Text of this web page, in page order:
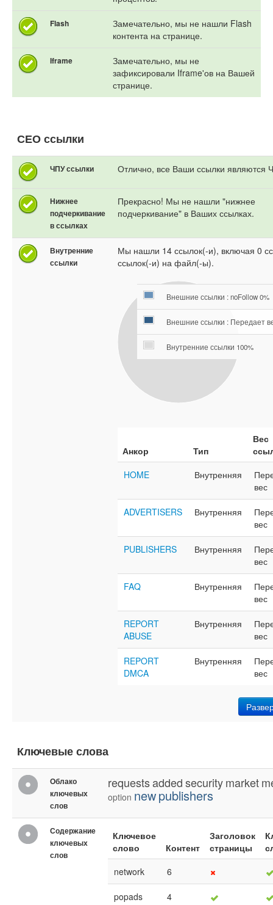
Flash
Замечательно, мы не нашли Flash
контента на странице.
Iframe
Замечательно, мы не
зафиксировали Iframe'ов на Вашей
странице.
СЕО ссылки
ЧПУ ссылки Отлично, все Ваши ссылки являются
Нижнее
подчеркивание
в ссылках
Прекрасно! Мы не нашли "нижнее
подчеркивание" в Ваших ссылках.
Внутренние
ссылки
Мы нашли 14 ссылок(-и), включая 0
ссылок(-и) на файл(-ы).
Внешние ссылки : noFollow 0%
Внешние ссылки : Передает
Внутренние ссылки 100%
Анкор Тип
Вес
HOME
Внутренняя
вес
ADVERTISERS Внутренняя
вес
PUBLISHERS Внутренняя
вес
FAQ Внутренняя
вес
REPORT
ABUSE
Внутренняя
вес
REPORT
DMCA
Внутренняя
вес
Ключевые слова
Облако
ключевых
слов
requestsaddedsecuritymarket
option newpublishers
Содержание
ключевых
слов
Ключевое
слово
Контент
Заголовок
страницы
network
6
popads 4